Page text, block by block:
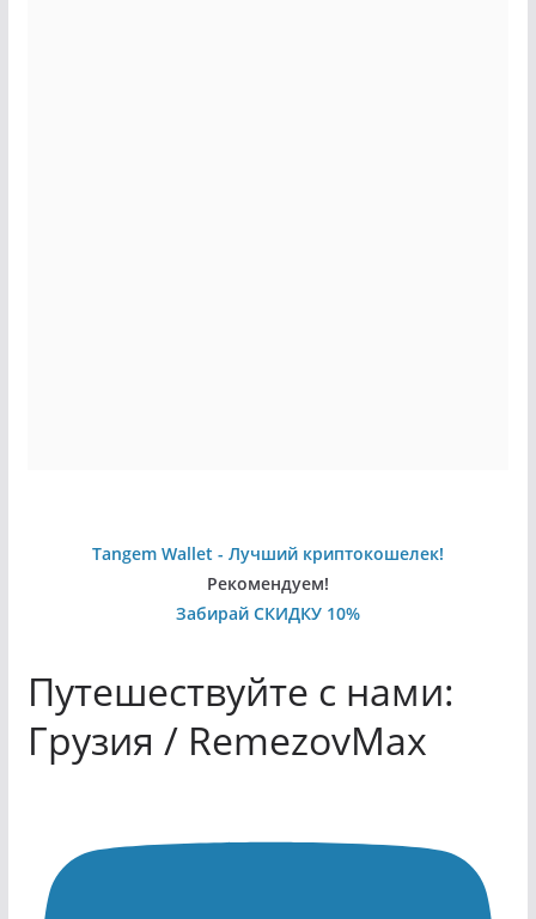
Tangem Wallet - Лучший криптокошелек!
Рекомендуем!
Забирай СКИДКУ 10%
Путешествуйте с нами:
Грузия / RemezovMax